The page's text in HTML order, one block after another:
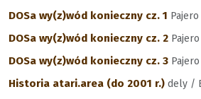
DOSa wy(z)wód konieczny cz. 1
DOSa wy(z)wód konieczny cz. 2
DOSa wy(z)wód konieczny cz. 3
Historia atari.area (do 2001 r.) dely /